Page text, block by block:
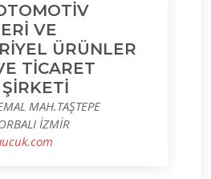
VE
ÜRÜNLER
TİCARET
MAH.TAŞTEPE
İZMİR